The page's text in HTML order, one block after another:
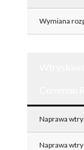
Wymiana
Naprawa
Naprawa